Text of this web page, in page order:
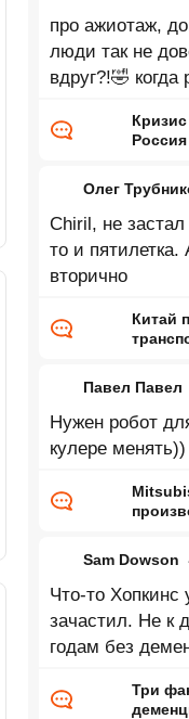
про ажиотаж,
люди так не
вдруг?!🤣
Олег
Chiril, не
то и пятилетка.
вторично
Китай
Павел Павел
Нужен робот
кулере менять))
Sam Dowson
Что-то Хопкинс
зачастил. Не к
годам без
Три